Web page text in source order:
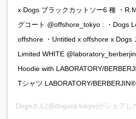
x Dogs ブラックカットソー6 種 ・
グコート @offshore_tokyo : ・Dogs
offshore ・Untitled x offshore x Dogs
Limited WHITE
Hoodie with LABORATORY/
Tシャツ LABORATORY/
Dogsさん(@dogsoji.tokyo)がシェアし